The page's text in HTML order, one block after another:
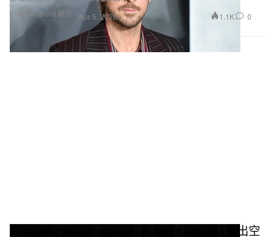
Entertainment 娱乐 Apr 5, 2026 1.1K 0
L'Art de L'Automobile 携手 Salomon 加速推出空